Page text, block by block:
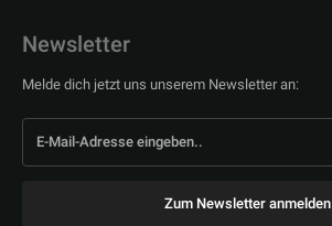
Newsletter
Melde dich jetzt uns unserem Newsletter an:
Zum Newsletter anmelden